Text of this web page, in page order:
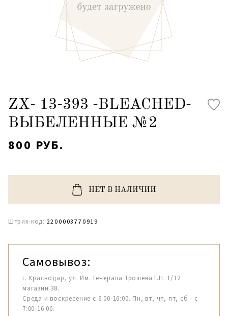
ZX- 13-393 -BLEACHED-
ВЫБЕЛЕННЫЕ №2
800 РУБ.
НЕТ В НАЛИЧИИ
Штрих-код: 2200003770919
Самовывоз:
г. Краснодар, ул. Им. Генерала Трошева Г.Н. 1/12
магазин 38.
Среда и воскресение с 6:00-16:00. Пн, вт, чт, пт, сб - с
7:00-16:00.